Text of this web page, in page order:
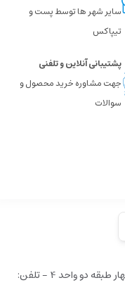
سایر شهر ها توسط پست و
تیپاکس
پشتیبانی آنلاین و تلفنی
جهت مشاوره خرید محصول و
سوالات
شیراز, خیابان ملاصدرا - کوچه 6 - ساختمان بهار طبقه دو واحد 4 - تلفن: